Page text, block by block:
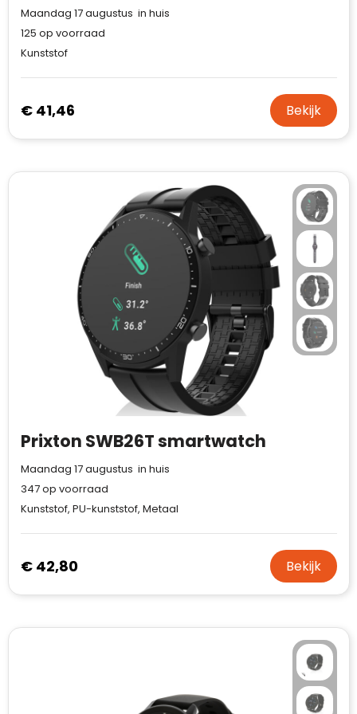
Maandag 17 augustus in huis
125 op voorraad
Kunststof
€ 41,46 Bekijk
Prixton SWB26T smartwatch
Maandag 17 augustus in huis
347op voorraad
Kunststof, PU-kunststof, Metaal
€ 42,80 Bekijk